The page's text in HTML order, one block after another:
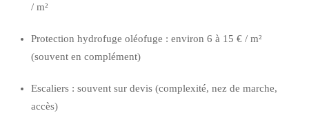
/ m²
Protection hydrofuge oléofuge : environ 6 à 15 € / m²
(souvent en complément)
Escaliers : souvent sur devis (complexité, nez de marche,
accès)